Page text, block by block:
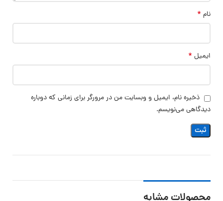
نام *
ایمیل *
ذخیره نام، ایمیل و وبسایت من در مرورگر برای زمانی که دوباره
دیدگاهی می‌نویسم.